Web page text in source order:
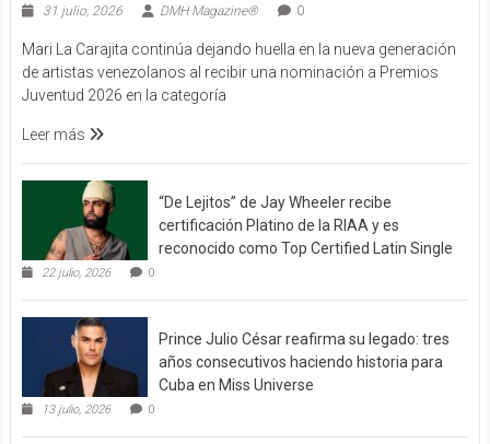
31 julio, 2026 DMH Magazine® 0
Mari La Carajita continúa dejando huella en la nueva generación
de artistas venezolanos al recibir una nominación a Premios
Juventud 2026 en la categoría
Leer más
“De Lejitos” de Jay Wheeler recibe
certificación Platino de la RIAA y es
reconocido como Top Certified Latin Single
22 julio, 2026 0
Prince Julio César reafirma su legado: tres
años consecutivos haciendo historia para
Cuba en Miss Universe
13 julio, 2026 0